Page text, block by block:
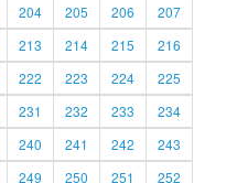
204 205 206
207
213 214 215
216
222 223 224
225
231 232 233
234
240 241 242
243
249 250 251 252